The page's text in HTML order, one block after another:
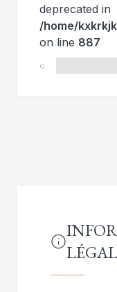
deprecated in
/home/
on line 887
G